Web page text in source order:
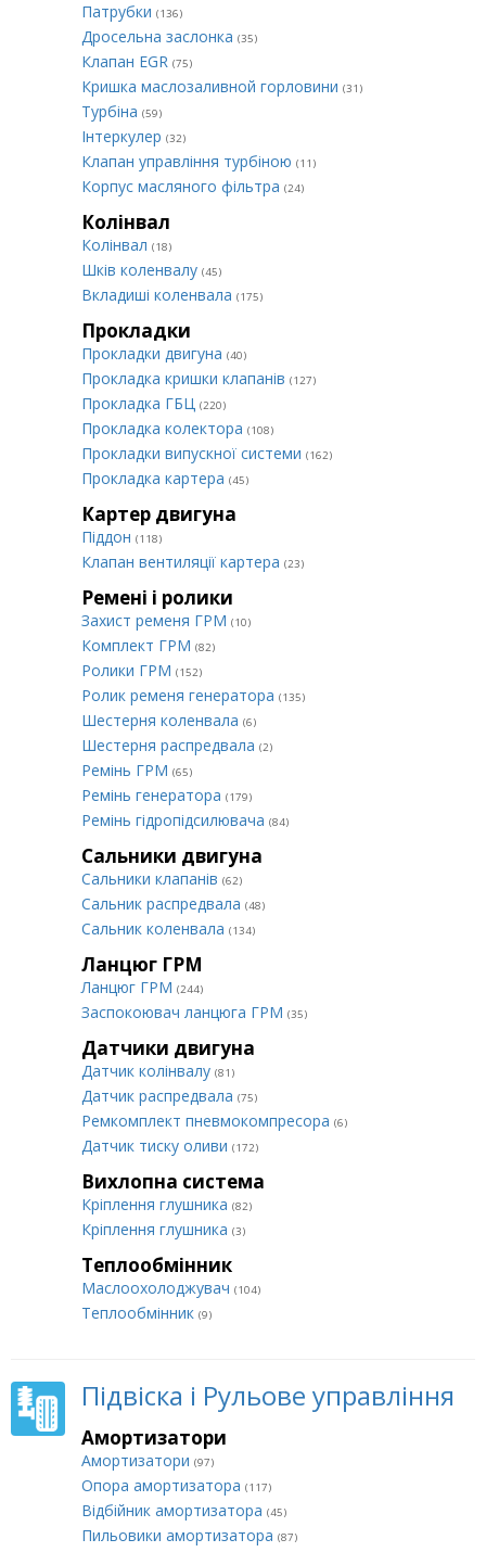
Патрубки (136)
Дросельна заслонка (35)
Клапан EGR (75)
Кришка маслозаливной горловини (31)
Турбіна (59)
Інтеркулер (32)
Клапан управління турбіною (11)
Корпус масляного фільтра (24)
Колінвал
Колінвал (18)
Шків коленвалу (45)
Вкладиші коленвала (175)
Прокладки
Прокладки двигуна (40)
Прокладка кришки клапанів (127)
Прокладка ГБЦ (220)
Прокладка колектора (108)
Прокладки випускної системи (162)
Прокладка картера (45)
Картер двигуна
Піддон (118)
Клапан вентиляції картера (23)
Ремені і ролики
Захист ременя ГРМ (10)
Комплект ГРМ (82)
Ролики ГРМ (152)
Ролик ременя генератора (135)
Шестерня коленвала (6)
Шестерня распредвала (2)
Ремінь ГРМ (65)
Ремінь генератора (179)
Ремінь гідропідсилювача (84)
Сальники двигуна
Сальники клапанів (62)
Сальник распредвала (48)
Сальник коленвала (134)
Ланцюг ГРМ
Ланцюг ГРМ (244)
Заспокоювач ланцюга ГРМ (35)
Датчики двигуна
Датчик колінвалу (81)
Датчик распредвала (75)
Ремкомплект пневмокомпресора (6)
Датчик тиску оливи (172)
Вихлопна система
Кріплення глушника (82)
Кріплення глушника (3)
Теплообмінник
Маслоохолоджувач (104)
Теплообмінник (9)
Підвіска і Рульове управління
Амортизатори
Амортизатори (97)
Опора амортизатора (117)
Відбійник амортизатора (45)
Пильовики амортизатора (87)